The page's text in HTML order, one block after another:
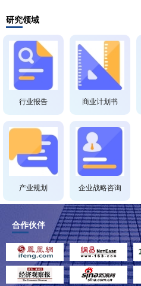
研究领域
行业报告 商业计划书
产业规划 企业战略咨询
合作伙伴